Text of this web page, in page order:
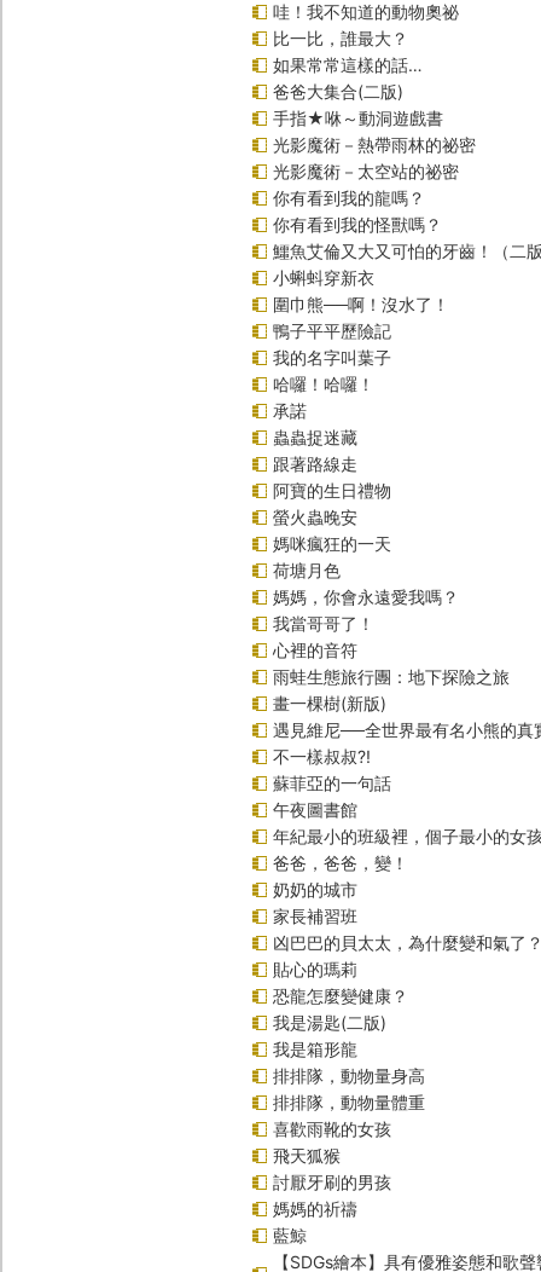
哇！我不知道的動物奧祕
比一比，誰最大？
如果常常這樣的話…
爸爸大集合(二版)
手指★咻～動洞遊戲書
光影魔術－熱帶雨林的祕密
光影魔術－太空站的祕密
你有看到我的龍嗎？
你有看到我的怪獸嗎？
鱷魚艾倫又大又可怕的牙齒！（二
小蝌蚪穿新衣
圍巾熊──啊！沒水了！
鴨子平平歷險記
我的名字叫葉子
哈囉！哈囉！
承諾
蟲蟲捉迷藏
跟著路線走
阿寶的生日禮物
螢火蟲晚安
媽咪瘋狂的一天
荷塘月色
媽媽，你會永遠愛我嗎？
我當哥哥了！
心裡的音符
雨蛙生態旅行團：地下探險之旅
畫一棵樹(新版)
遇見維尼──全世界最有名小熊的真
不一樣叔叔?!
蘇菲亞的一句話
午夜圖書館
年紀最小的班級裡，個子最小的女
爸爸，爸爸，變！
奶奶的城市
家長補習班
凶巴巴的貝太太，為什麼變和氣了
貼心的瑪莉
恐龍怎麼變健康？
我是湯匙(二版)
我是箱形龍
排排隊，動物量身高
排排隊，動物量體重
喜歡雨靴的女孩
飛天狐猴
討厭牙刷的男孩
媽媽的祈禱
藍鯨
【SDGs繪本】具有優雅姿態和歌